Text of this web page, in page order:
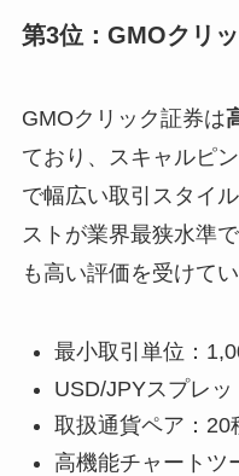
第3位：GMOクリ
GMOクリック証券は
ており、スキャルピ
で幅広い取引スタイ
ストが業界最狭水準
も高い評価を受けてい
最小取引単位：
USD/JPYスプレッ
取扱通貨ペア：20
高機能チャートツ